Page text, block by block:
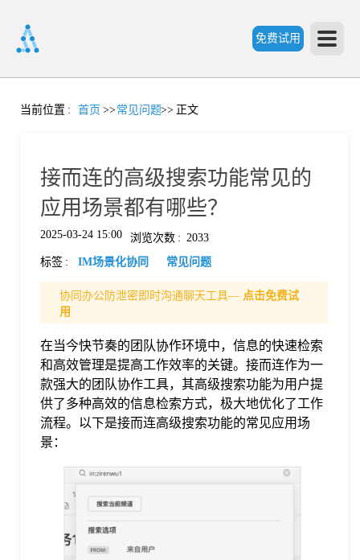
免费试用
首
价
格
当前位置 : 首页 >>常见问题>> 正文
接而连的高级搜索功能常见的
应用场景都有哪些？
2025-03-24 15:00 浏览次数 : 2033
标签 : IM场景化协同 常见问题
协同办公防泄密即时沟通聊天工具— 点击免费试
用
在当今快节奏的团队协作环境中，信息的快速检索
和高效管理是提高工作效率的关键。接而连作为一
款强大的团队协作工具，其高级搜索功能为用户提
供了多种高效的信息检索方式，极大地优化了工作
流程。以下是接而连高级搜索功能的常见应用场
景：